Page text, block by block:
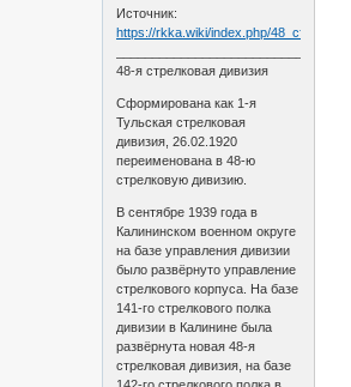
Источник:
https://rkka.wiki/index.php/
48-я стрелковая дивизия
Сформирована как 1-я
Тульская стрелковая
дивизия, 26.02.1920
переименована в 48-ю
стрелковую дивизию.
В сентябре 1939 года в
Калининском военном округе
на базе управления дивизии
было развёрнуто управление
стрелкового корпуса. На базе
141-го стрелкового полка
дивизии в Калинине была
развёрнута новая 48-я
стрелковая дивизия, на базе